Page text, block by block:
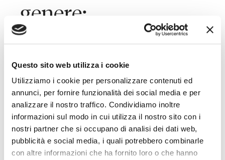
Questo sito web utilizza i cookie
Utilizziamo i cookie per personalizzare contenuti ed
annunci, per fornire funzionalità dei social media e per
analizzare il nostro traffico. Condividiamo inoltre
informazioni sul modo in cui utilizza il nostro sito con i
nostri partner che si occupano di analisi dei dati web,
pubblicità e social media, i quali potrebbero combinarle
con altre informazioni che ha fornito loro o che hanno
genere:
adempimenti e
opportunità
Last Updated on Settembre 8, 2022
– Webinar –